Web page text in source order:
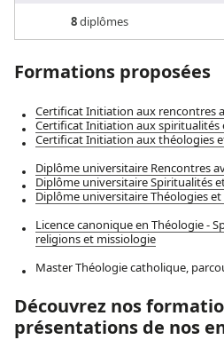
8diplômes
Formations proposées
Certificat Initiation aux rencontres
Certificat Initiation aux spiritualités
Certificat Initiation aux théologies
Diplôme universitaire Rencontres
Diplôme universitaire Spiritualités
Diplôme universitaire Théologies
Licence canonique en Théologie -
religions et missiologie
Master Théologie catholique,
Découvrez nos
présentations de nos